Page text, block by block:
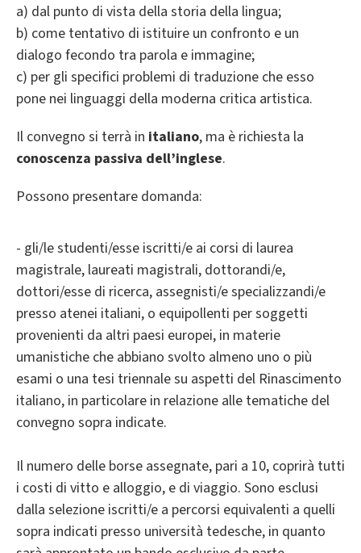
a) dal punto di vista della storia della lingua;
b) come tentativo di istituire un confronto e un
dialogo fecondo tra parola e immagine;
c) per gli specifici problemi di traduzione che esso
pone nei linguaggi della moderna critica artistica.
Il convegno si terrà in italiano, ma è richiesta la
conoscenza passiva dell’inglese.
Possono presentare domanda:
- gli/le studenti/esse iscritti/e ai corsi di laurea
magistrale, laureati magistrali, dottorandi/e,
dottori/esse di ricerca, assegnisti/e specializzandi/e
presso atenei italiani, o equipollenti per soggetti
provenienti da altri paesi europei, in materie
umanistiche che abbiano svolto almeno uno o più
esami o una tesi triennale su aspetti del Rinascimento
italiano, in particolare in relazione alle tematiche del
convegno sopra indicate.
Il numero delle borse assegnate, pari a 10, coprirà tutti
i costi di vitto e alloggio, e di viaggio. Sono esclusi
dalla selezione iscritti/e a percorsi equivalenti a quelli
sopra indicati presso università tedesche, in quanto